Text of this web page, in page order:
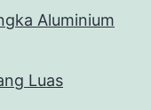
Aluminium
Luas